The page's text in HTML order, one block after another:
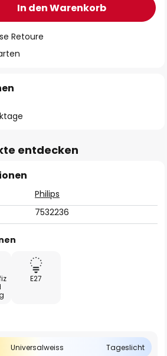
In den Warenkorb
Retoure
entdecken
Philips
7532236
E27
Universalweiss Tageslicht